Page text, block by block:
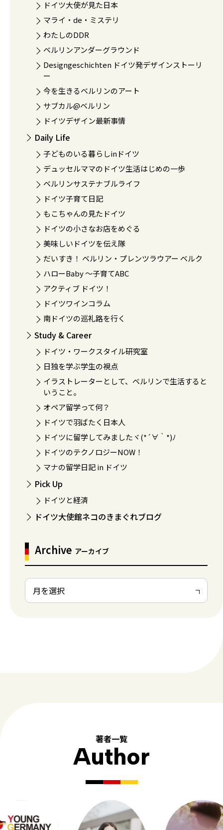
ドイツ大使が見た日本
マライ・de・ミステリ
わたしのDDR
ベルリンアンダーグラウンド
Designgeschichten ドイツ発デザインストーリ
ー
今を生きるベルリンのアート
サブカル@ベルリン
ドイツデザイン最新事情
Daily Life
子どものいる暮らしinドイツ
デュッセルママのドイツ生活はじめの一歩
ベルリンサステナブルライフ
ドイツ子育て日記
もこちゃんの見たドイツ
ドイツの小さなお店をめぐる
美味しいドイツを伝え隊
だいすき！ ベルリン・プレンツラウアー ベルク
ハローBaby 〜子育てABC
アクティブ ドイツ！
ドイツワインコラム
南ドイツの巡礼路を行く
Study & Career
ドイツ・ワークスタイル研究室
日独を学ぶ学生の視点
イラストレーターとして、ベルリンで生活すると
いうこと。
オペア留学って何？
ドイツで羽ばたく日本人
ドイツに留学してみましたヾ(*´∀｀*)ﾉ
ドイツのテクノロジーNOW！
マナの留学日記 in ドイツ
Pick Up
ドイツと経済
ドイツ大使館ネコのきまぐれブログ
Archive アーカイブ
著者一覧
Author